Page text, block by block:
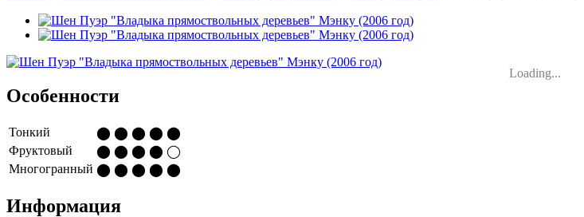
Loading...
Особенности
Тонкий
⬤ ⬤ ⬤ ⬤ ⬤
Фруктовый
⬤ ⬤ ⬤ ⬤ ◯
Многогранный ⬤ ⬤ ⬤ ⬤ ⬤
Информация